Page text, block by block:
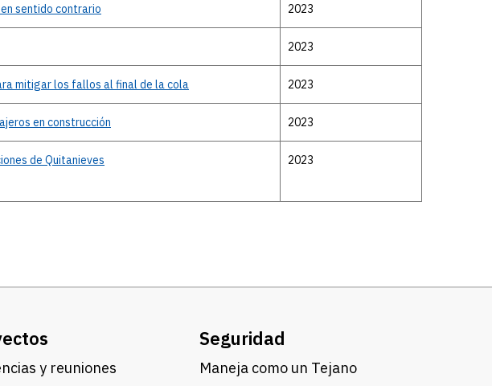
sentido contrario 2023
2023
mitigar los fallos al final de la cola 2023
en construcción 2023
de Quitanieves 2023
y reuniones
Seguridad
Maneja como un Tejano